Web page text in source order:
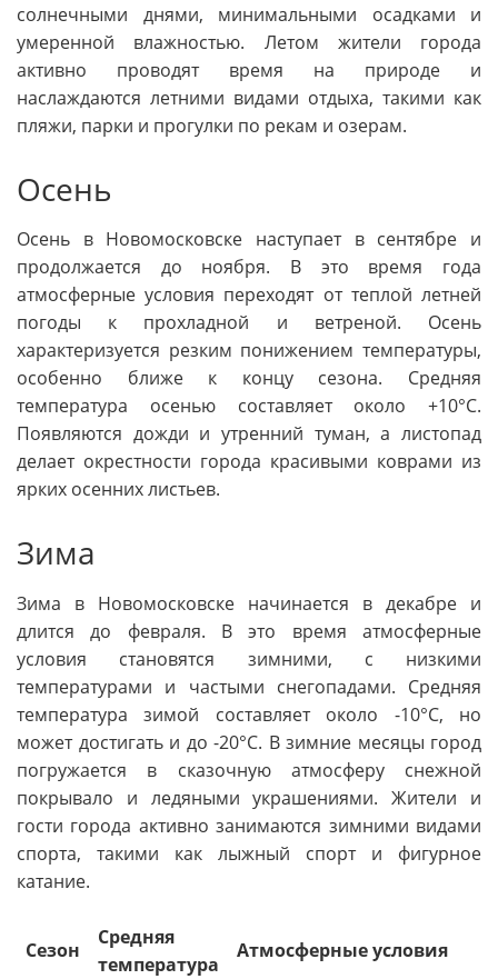
солнечными днями, минимальными осадками и
умеренной влажностью. Летом жители города
активно проводят время на природе и
наслаждаются летними видами отдыха, такими как
пляжи, парки и прогулки по рекам и озерам.
Осень
Осень в Новомосковске наступает в сентябре и
продолжается до ноября. В это время года
атмосферные условия переходят от теплой летней
погоды к прохладной и ветреной. Осень
характеризуется резким понижением температуры,
особенно ближе к концу сезона. Средняя
температура осенью составляет около +10°C.
Появляются дожди и утренний туман, а листопад
делает окрестности города красивыми коврами из
ярких осенних листьев.
Зима
Зима в Новомосковске начинается в декабре и
длится до февраля. В это время атмосферные
условия становятся зимними, с низкими
температурами и частыми снегопадами. Средняя
температура зимой составляет около -10°C, но
может достигать и до -20°C. В зимние месяцы город
погружается в сказочную атмосферу снежной
покрывало и ледяными украшениями. Жители и
гости города активно занимаются зимними видами
спорта, такими как лыжный спорт и фигурное
катание.
Сезон
Средняя
температура
Атмосферные условия